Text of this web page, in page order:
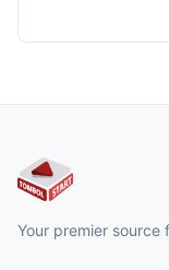
Your premier source